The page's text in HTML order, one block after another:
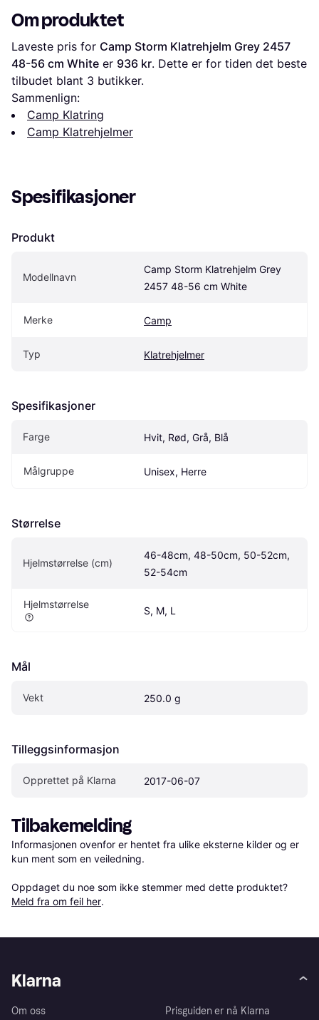
Om produktet
Laveste pris for Camp Storm Klatrehjelm Grey 2457
48-56 cm White er 936 kr. Dette er for tiden det beste
tilbudet blant 3 butikker.
Sammenlign:
Camp Klatring
Camp Klatrehjelmer
Spesifikasjoner
Produkt
Modellnavn
Camp Storm Klatrehjelm Grey
2457 48-56 cm White
Merke Camp
Typ Klatrehjelmer
Spesifikasjoner
Farge Hvit, Rød, Grå, Blå
Målgruppe Unisex, Herre
Størrelse
Hjelmstørrelse (cm)
46-48cm, 48-50cm, 50-52cm,
52-54cm
Hjelmstørrelse
S, M, L
Mål
Vekt 250.0 g
Tilleggsinformasjon
Opprettet på Klarna 2017-06-07
Tilbakemelding
Informasjonen ovenfor er hentet fra ulike eksterne kilder og er
kun ment som en veiledning.
Oppdaget du noe som ikke stemmer med dette produktet?
Meld fra om feil her.
Klarna
Om oss
Prisguiden er nå Klarna